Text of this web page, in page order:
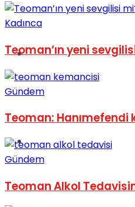
Tatil
Spor
Kadınca
Teoman’ın yeni
Gündem
Teoman: Hanımefendi
Gündem
Teoman Alkol